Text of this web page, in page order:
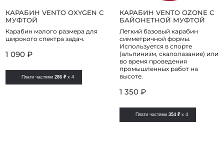
КАРАБИН VENTO OXYGEN С
МУФТОЙ
Карабин малого размера для
широкого спектра задач.
1 090 ₽
Плати частями286 ₽ x 4
КАРАБИН VENTO OZONE С
БАЙОНЕТНОЙ МУФТОЙ
Легкий базовый карабин
симметричной формы.
Используется в спорте
(альпинизм, скалолазание) или
во время проведения
промышленных работ на
высоте.
1 350 ₽
Плати частями 354 ₽ x 4